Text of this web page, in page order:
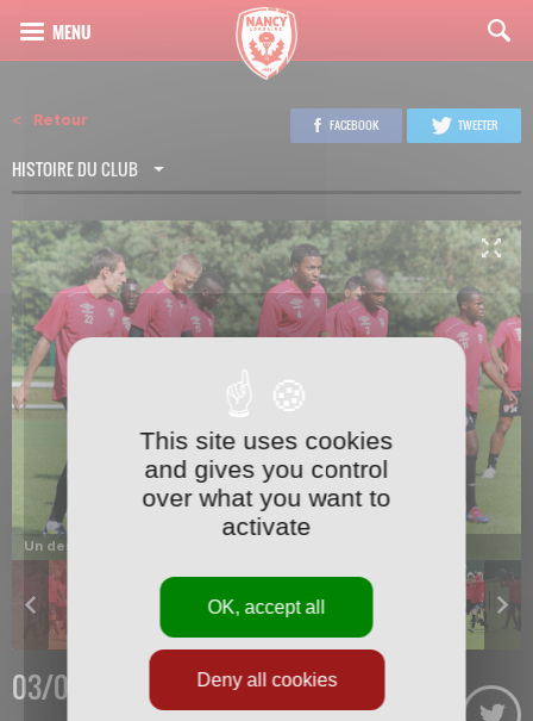
Retour
HISTOIRE DU CLUB
FACEBOOK TWEETER
Un des rares moments de récupération.
03/07/2012
This site uses cookies
and gives you control
over what you want to
activate
OK, accept all
Deny all cookies